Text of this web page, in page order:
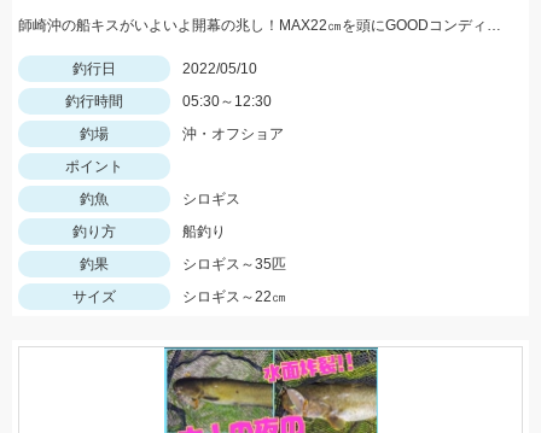
師崎沖の船キスがいよいよ開幕の兆し！MAX22㎝を頭にGOODコンディションのシロギスが釣れ始めました♪
釣行日
2022/05/10
釣行時間
05:30～12:30
釣場
沖・オフショア
ポイント
釣魚
シロギス
釣り方
船釣り
釣果
シロギス～35匹
サイズ
シロギス～22㎝